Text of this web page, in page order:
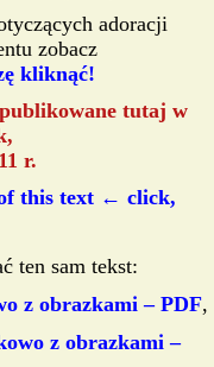
adoracji
zobacz
kliknąć!
tutaj w
r.
this text ← click,
ten sam tekst:
z obrazkami – PDF,
z obrazkami –